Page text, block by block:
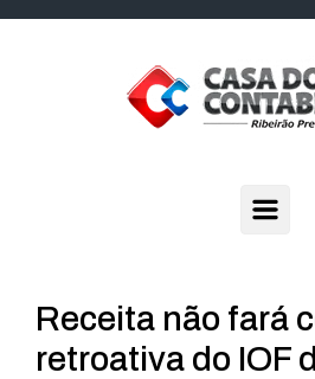
Receita não fará
retroativa do IOF